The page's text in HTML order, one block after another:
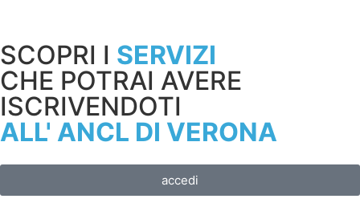
SCOPRI I SERVIZI
CHE POTRAI AVERE
ISCRIVENDOTI
ALL' ANCL DI VERONA
accedi